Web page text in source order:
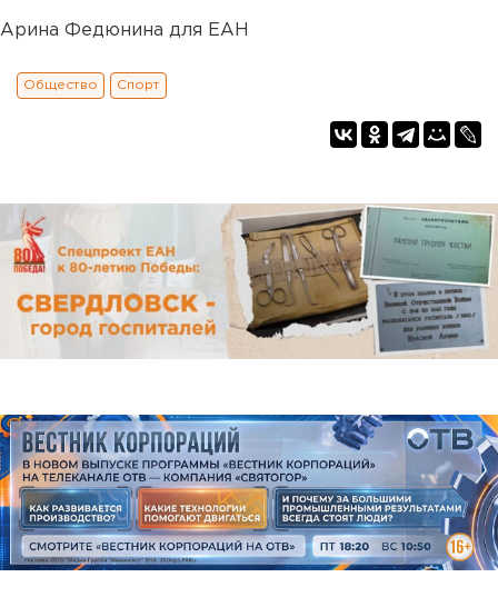
Арина Федюнина для ЕАН
Общество Спорт